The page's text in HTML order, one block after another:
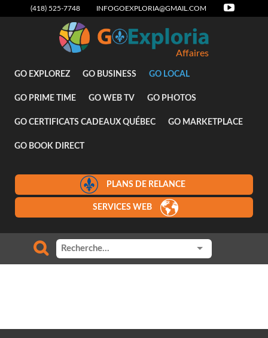
(418) 525-7748 INFOGOEXPLORIA@GMAIL.COM
Affaires
GO EXPLOREZ GO BUSINESS GO LOCAL
GO PRIME TIME GO WEB TV GO PHOTOS
GO CERTIFICATS CADEAUX QUÉBEC GO MARKETPLACE
GO BOOK DIRECT
PLANS DE RELANCE
SERVICES WEB